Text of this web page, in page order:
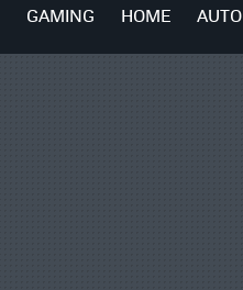
GAMING HOME AUTO